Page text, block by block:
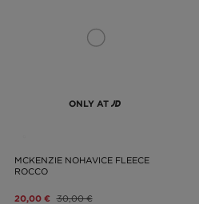
ONLY AT
MCKENZIE NOHAVICE FLEECE
ROCCO
20,00 € 30,00 €